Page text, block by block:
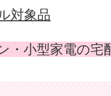
対象品
・小型家電の宅